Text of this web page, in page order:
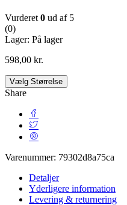
Vurderet 0 ud af 5
(0)
Lager: På lager
598,00 kr.
Vælg Størrelse
Share
Varenummer: 79302d8a75ca
Detaljer
Yderligere information
Levering & returnering